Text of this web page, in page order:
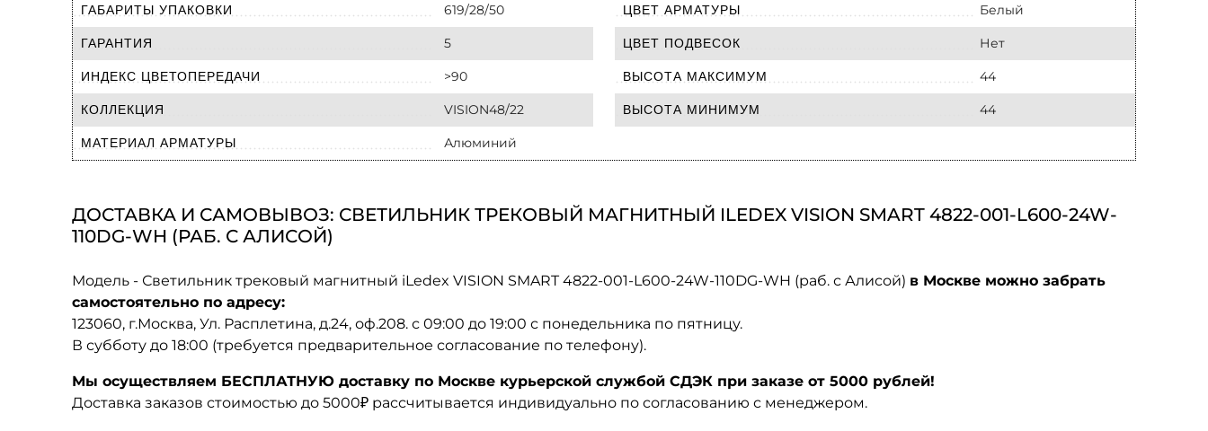
ГАБАРИТЫ УПАКОВКИ 619/28/50
ГАРАНТИЯ 5
ИНДЕКС ЦВЕТОПЕРЕДАЧИ >90
КОЛЛЕКЦИЯ VISION48/22
МАТЕРИАЛ АРМАТУРЫ Алюминий
ЦВЕТ АРМАТУРЫ Белый
ЦВЕТ ПОДВЕСОК Нет
ВЫСОТА МАКСИМУМ 44
ВЫСОТА МИНИМУМ 44
ДОСТАВКА И САМОВЫВОЗ: СВЕТИЛЬНИК ТРЕКОВЫЙ МАГНИТНЫЙ ILEDEX VISION SMART 4822-001-L600-24W-
110DG-WH (РАБ. С АЛИСОЙ)
Модель - Светильник трековый магнитный iLedex VISION SMART 4822-001-L600-24W-110DG-WH (раб. с Алисой) в Москве можно забрать
самостоятельно по адресу:
123060, г.Москва, Ул. Расплетина, д.24, оф.208. с 09:00 до 19:00 с понедельника по пятницу.
В субботу до 18:00 (требуется предварительное согласование по телефону).
Мы осуществляем БЕСПЛАТНУЮ доставку по Москве курьерской службой СДЭК при заказе от 5000 рублей!
Доставка заказов стоимостью до 5000₽ рассчитывается индивидуально по согласованию с менеджером.